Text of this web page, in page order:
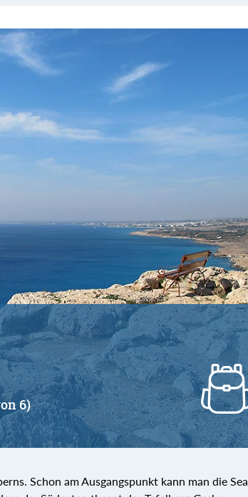
6)
Schon am Ausgangspunkt kann man die Sea